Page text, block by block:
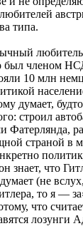
типа.
любитель
был членом
10 млн
думает,
строил
Фатерлянда,
страной в
знает, что
(не
то я —
что
лозунги